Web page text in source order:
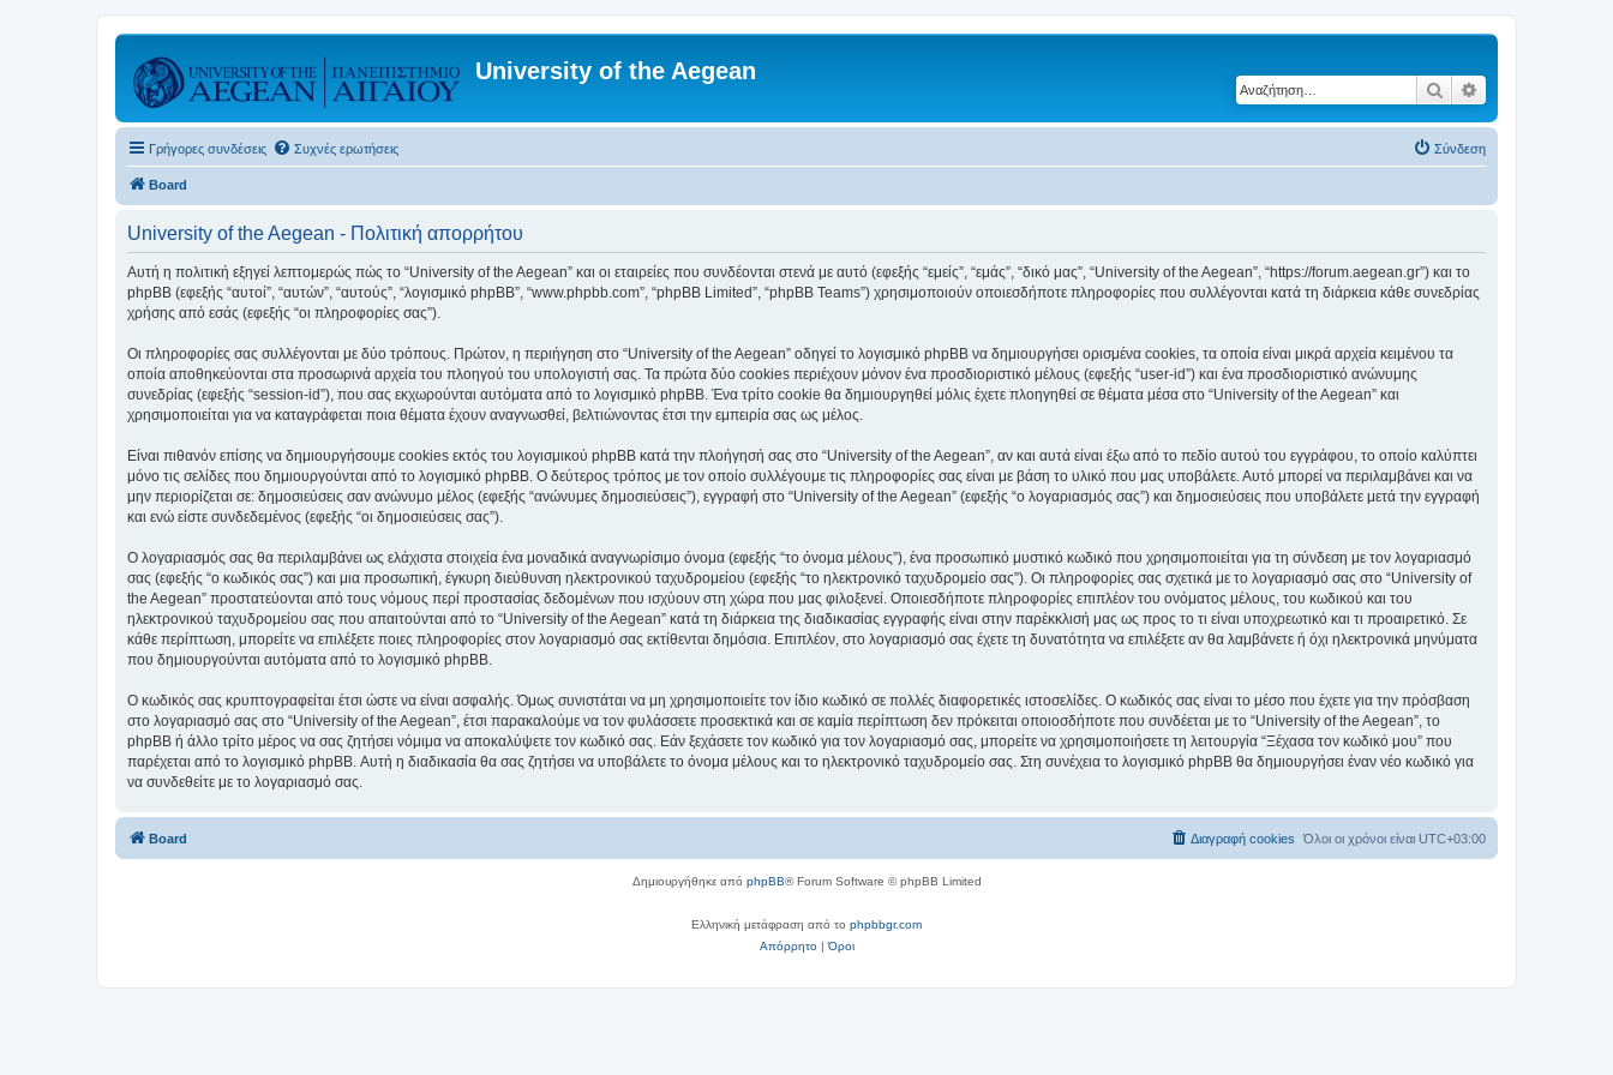
University of the Aegean
Αναζήτηση
Γρήγορες συνδέσεις Συχνές ερωτήσεις Σύνδεση
Board
University of the Aegean - Πολιτική απορρήτου
Αυτή η πολιτική εξηγεί λεπτομερώς πώς το “University of the Aegean” και οι εταιρείες που συνδέονται στενά με αυτό (εφεξής “εμείς”, “εμάς”, “δικό μας”, “University of the Aegean”, “https://forum.aegean.gr”) και το
phpBB (εφεξής “αυτοί”, “αυτών”, “αυτούς”, “λογισμικό phpBB”, “www.phpbb.com”, “phpBB Limited”, “phpBB Teams”) χρησιμοποιούν οποιεσδήποτε πληροφορίες που συλλέγονται κατά τη διάρκεια κάθε συνεδρίας
χρήσης από εσάς (εφεξής “οι πληροφορίες σας”).
Οι πληροφορίες σας συλλέγονται με δύο τρόπους. Πρώτον, η περιήγηση στο “University of the Aegean” οδηγεί το λογισμικό phpBB να δημιουργήσει ορισμένα cookies, τα οποία είναι μικρά αρχεία κειμένου τα
οποία αποθηκεύονται στα προσωρινά αρχεία του πλοηγού του υπολογιστή σας. Τα πρώτα δύο cookies περιέχουν μόνον ένα προσδιοριστικό μέλους (εφεξής “user-id”) και ένα προσδιοριστικό ανώνυμης
συνεδρίας (εφεξής “session-id”), που σας εκχωρούνται αυτόματα από το λογισμικό phpBB. Ένα τρίτο cookie θα δημιουργηθεί μόλις έχετε πλοηγηθεί σε θέματα μέσα στο “University of the Aegean” και
χρησιμοποιείται για να καταγράφεται ποια θέματα έχουν αναγνωσθεί, βελτιώνοντας έτσι την εμπειρία σας ως μέλος.
Είναι πιθανόν επίσης να δημιουργήσουμε cookies εκτός του λογισμικού phpBB κατά την πλοήγησή σας στο “University of the Aegean”, αν και αυτά είναι έξω από το πεδίο αυτού του εγγράφου, το οποίο καλύπτει
μόνο τις σελίδες που δημιουργούνται από το λογισμικό phpBB. Ο δεύτερος τρόπος με τον οποίο συλλέγουμε τις πληροφορίες σας είναι με βάση το υλικό που μας υποβάλετε. Αυτό μπορεί να περιλαμβάνει και να
μην περιορίζεται σε: δημοσιεύσεις σαν ανώνυμο μέλος (εφεξής “ανώνυμες δημοσιεύσεις”), εγγραφή στο “University of the Aegean” (εφεξής “ο λογαριασμός σας”) και δημοσιεύσεις που υποβάλετε μετά την εγγραφή
και ενώ είστε συνδεδεμένος (εφεξής “οι δημοσιεύσεις σας”).
Ο λογαριασμός σας θα περιλαμβάνει ως ελάχιστα στοιχεία ένα μοναδικά αναγνωρίσιμο όνομα (εφεξής “το όνομα μέλους”), ένα προσωπικό μυστικό κωδικό που χρησιμοποιείται για τη σύνδεση με τον λογαριασμό
σας (εφεξής “ο κωδικός σας”) και μια προσωπική, έγκυρη διεύθυνση ηλεκτρονικού ταχυδρομείου (εφεξής “το ηλεκτρονικό ταχυδρομείο σας”). Οι πληροφορίες σας σχετικά με το λογαριασμό σας στο “University of
the Aegean” προστατεύονται από τους νόμους περί προστασίας δεδομένων που ισχύουν στη χώρα που μας φιλοξενεί. Οποιεσδήποτε πληροφορίες επιπλέον του ονόματος μέλους, του κωδικού και του
ηλεκτρονικού ταχυδρομείου σας που απαιτούνται από το “University of the Aegean” κατά τη διάρκεια της διαδικασίας εγγραφής είναι στην παρέκκλισή μας ως προς το τι είναι υποχρεωτικό και τι προαιρετικό. Σε
κάθε περίπτωση, μπορείτε να επιλέξετε ποιες πληροφορίες στον λογαριασμό σας εκτίθενται δημόσια. Επιπλέον, στο λογαριασμό σας έχετε τη δυνατότητα να επιλέξετε αν θα λαμβάνετε ή όχι ηλεκτρονικά μηνύματα
που δημιουργούνται αυτόματα από το λογισμικό phpBB.
Ο κωδικός σας κρυπτογραφείται έτσι ώστε να είναι ασφαλής. Όμως συνιστάται να μη χρησιμοποιείτε τον ίδιο κωδικό σε πολλές διαφορετικές ιστοσελίδες. Ο κωδικός σας είναι το μέσο που έχετε για την πρόσβαση
στο λογαριασμό σας στο “University of the Aegean”, έτσι παρακαλούμε να τον φυλάσσετε προσεκτικά και σε καμία περίπτωση δεν πρόκειται οποιοσδήποτε που συνδέεται με το “University of the Aegean”, το
phpBB ή άλλο τρίτο μέρος να σας ζητήσει νόμιμα να αποκαλύψετε τον κωδικό σας. Εάν ξεχάσετε τον κωδικό για τον λογαριασμό σας, μπορείτε να χρησιμοποιήσετε τη λειτουργία “Ξέχασα τον κωδικό μου” που
παρέχεται από το λογισμικό phpBB. Αυτή η διαδικασία θα σας ζητήσει να υποβάλετε το όνομα μέλους και το ηλεκτρονικό ταχυδρομείο σας. Στη συνέχεια το λογισμικό phpBB θα δημιουργήσει έναν νέο κωδικό για
να συνδεθείτε με το λογαριασμό σας.
Board Όλοι οι χρόνοι είναι UTC+03:00
Διαγραφή cookies
Δημιουργήθηκε από phpBB® Forum Software © phpBB Limited
Ελληνική μετάφραση από το phpbbgr.com
Απόρρητο|Όροι